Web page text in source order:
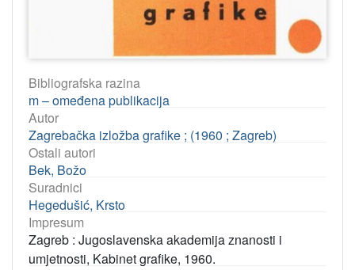
Bibliografska razina
m – omeđena publikacija
Autor
Zagrebačka izložba grafike ; (1960 ; Zagreb)
Ostali autori
Bek, Božo
Suradnici
Hegedušić, Krsto
Impresum
Zagreb : Jugoslavenska akademija znanosti i
umjetnosti, Kabinet grafike, 1960.